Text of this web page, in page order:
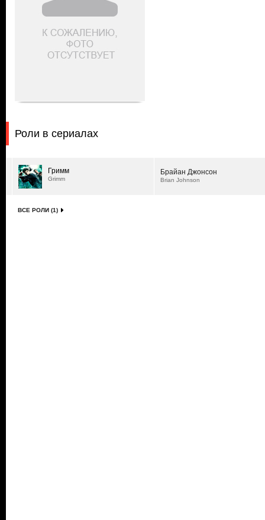
Роли в сериалах
Гримм
Grimm
Брайан Джонсон
Brian Johnson
ВСЕ РОЛИ (1)